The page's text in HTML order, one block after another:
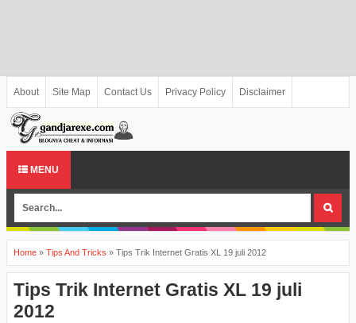
About Site Map Contact Us Privacy Policy Disclaimer
MENU
Home » Tips And Tricks » Tips Trik Internet Gratis XL 19 juli 2012
Tips Trik Internet Gratis XL 19 juli
2012